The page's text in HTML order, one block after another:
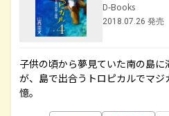
D-Books
2018.07.26 発売
子供の頃から夢見ていた南の島
が、島で出合うトロピカルでマ
憶。